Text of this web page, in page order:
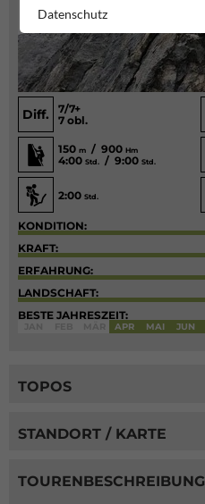
Diff.
7/7+
7 obl.
150 m / 900 Hm
4:00 Std. / 9:00 Std.
2:00 Std.
KONDITION:
KRAFT:
ERFAHRUNG:
LANDSCHAFT:
BESTE JAHRESZEIT:
APR MAI JUN
TOPOS
STANDORT / KARTE
TOURENBESCHREIBUNG
Datenschutz